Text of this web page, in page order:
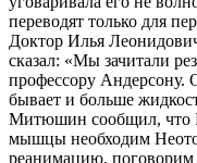
переводят только для
Доктор Илья
сказал: «Мы зачитали
профессору Андерсону.
бывает и больше
Митюшин сообщил, что
мышцы необходим
реанимацию, поговорим